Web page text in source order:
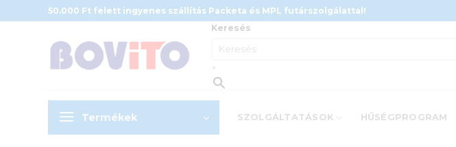
to
50.000 Ft felett ingyenes szállítás Packeta és MPL futárszolgálattal!
Keresés
×
Termékek SZOLGÁLTATÁSOK HŰSÉGPROGRAM